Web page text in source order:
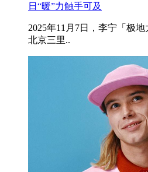
日“暖”力触手可及
2025年11月7日，李宁「极
北京三里..